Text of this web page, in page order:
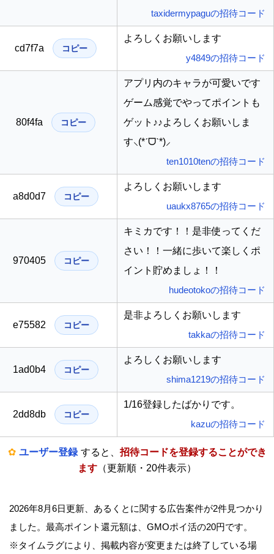
taxidermypaguの招待コード
cd7f7a コピー
よろしくお願いします
y4849の招待コード
80f4fa コピー
アプリ内のキャラが可愛いです
ゲーム感覚でやってポイントも
ゲット♪♪よろしくお願いしま
す⸜(*ˊᗜˋ*)⸝
ten1010tenの招待コード
a8d0d7 コピー
よろしくお願いします
uaukx8765の招待コード
970405 コピー
キミカです！！是非使ってくだ
さい！！一緒に歩いて楽しくポ
イント貯めましょ！！
hudeotokoの招待コード
e75582 コピー
是非よろしくお願いします
takkaの招待コード
1ad0b4 コピー
よろしくお願いします
shima1219の招待コード
2dd8db コピー
1/16登録したばかりです。
kazuの招待コード
✿ ユーザー登録すると、 招待コードを登録することができ
ます （更新順・20件表示）
2026年8月6日更新、あるくとに関する広告案件が2件見つかり
ました。最高ポイント還元額は、GMOポイ活の20円です。
※タイムラグにより、掲載内容が変更または終了している場